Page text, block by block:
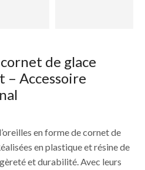
de glace
– Accessoire
en forme de cornet de
en plastique et résine de
et durabilité. Avec leurs